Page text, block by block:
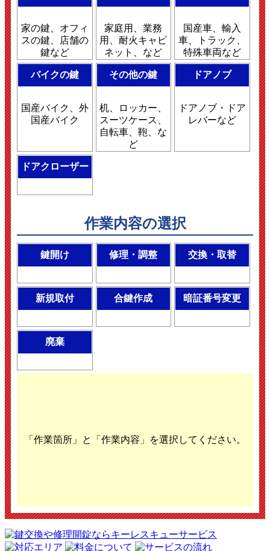
家の鍵、オフィ
スの鍵、店舗の
鍵など
家庭用、業務
用、耐火キャビ
ネット、など
国産車、輸入
車、トラック、
特殊車両など
バイクの鍵
国産バイク、外
国産バイク
その他の鍵
机、ロッカー、
スーツケース、
自転車、鞄、な
ど
ドアノブ
ドアノブ・ドア
レバーなど
ドアクローザー
作業内容の選択
鍵開け 修理・調整 交換・取替
新規取付 合鍵作成 暗証番号変更
廃棄
「作業箇所」と「作業内容」を選択してください。